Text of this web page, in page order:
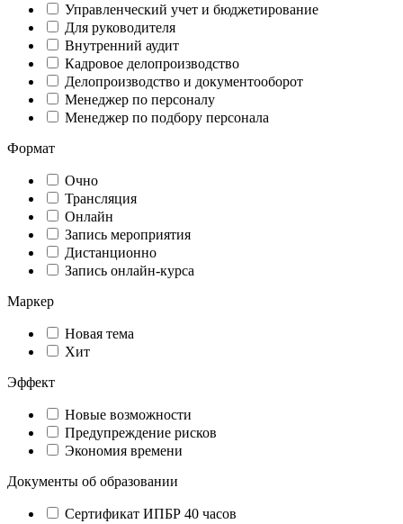
Управленческий учет и бюджетирование
Для руководителя
Внутренний аудит
Кадровое делопроизводство
Делопроизводство и документооборот
Менеджер по персоналу
Менеджер по подбору персонала
Формат
Очно
Трансляция
Онлайн
Запись мероприятия
Дистанционно
Запись онлайн-курса
Маркер
Новая тема
Хит
Эффект
Новые возможности
Предупреждение рисков
Экономия времени
Документы об образовании
Сертификат ИПБР 40 часов